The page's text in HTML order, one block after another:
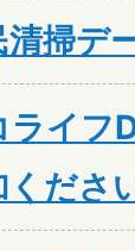
清掃デ
ライフ
くださ